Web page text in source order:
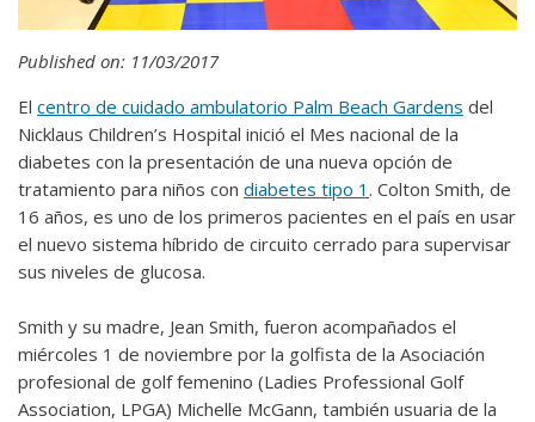
Published on: 11/03/2017
El centro de cuidado ambulatorio Palm Beach Gardens del
Nicklaus Children’s Hospital inició el Mes nacional de la
diabetes con la presentación de una nueva opción de
tratamiento para niños con diabetes tipo 1 . Colton Smith, de
16 años, es uno de los primeros pacientes en el país en usar
el nuevo sistema híbrido de circuito cerrado para supervisar
sus niveles de glucosa.
Smith y su madre, Jean Smith, fueron acompañados el
miércoles 1 de noviembre por la golfista de la Asociación
profesional de golf femenino (Ladies Professional Golf
Association, LPGA) Michelle McGann, también usuaria de la